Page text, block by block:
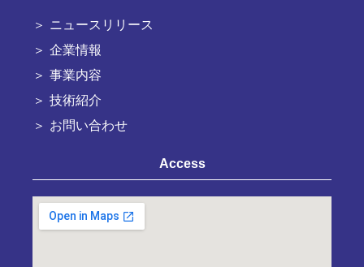
ニュースリリース
企業情報
事業内容
技術紹介
お問い合わせ
Access